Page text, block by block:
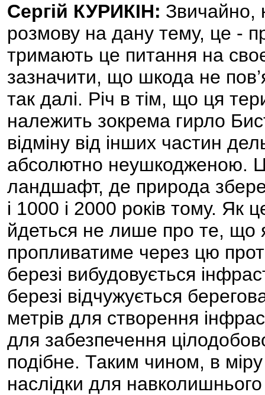
Сергій КУРИКІН: Звичайно,
розмову на дану тему, це -
тримають це питання на
зазначити, що шкода не
так далі. Річ в тім, що ця
належить зокрема гирло
відміну від інших частин
абсолютно неушкодженою.
ландшафт, де природа
і 1000 і 2000 років тому. Як
йдеться не лише про те, що
пропливатиме через цю
березі вибудовується
березі відчужується
метрів для створення
для забезпечення
подібне. Таким чином, в міру
наслідки для